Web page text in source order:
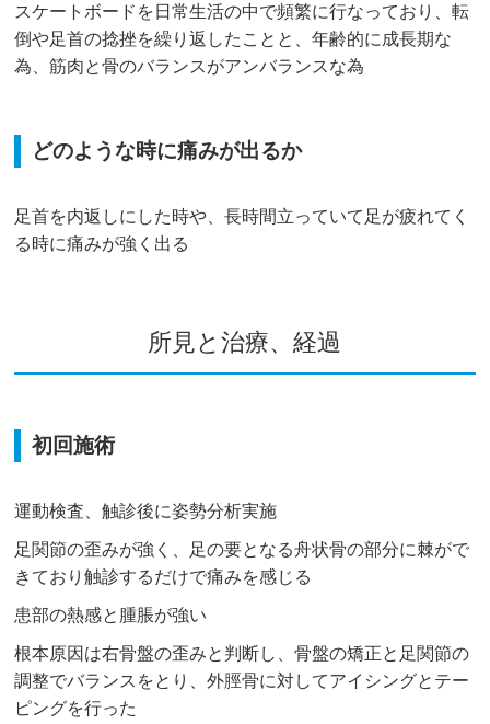
スケートボードを日常生活の中で頻繁に行なっており、転
倒や足首の捻挫を繰り返したことと、年齢的に成長期な
為、筋肉と骨のバランスがアンバランスな為
どのような時に痛みが出るか
足首を内返しにした時や、長時間立っていて足が疲れてく
る時に痛みが強く出る
所見と治療、経過
初回施術
運動検査、触診後に姿勢分析実施
足関節の歪みが強く、足の要となる舟状骨の部分に棘がで
きており触診するだけで痛みを感じる
患部の熱感と腫脹が強い
根本原因は右骨盤の歪みと判断し、骨盤の矯正と足関節の
調整でバランスをとり、外脛骨に対してアイシングとテー
ピングを行った